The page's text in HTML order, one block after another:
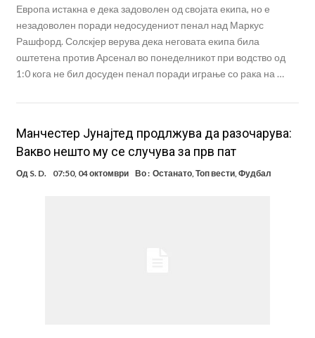
Европа истакна е дека задоволен од својата екипа, но е
незадоволен поради недосудениот пенал над Маркус
Рашфорд. Солскјер верува дека неговата екипа била
оштетена против Арсенал во понеделникот при водство од
1:0 кога не бил досуден пенал поради играње со рака на …
Манчестер Јунајтед продлжува да разочарува:
Вакво нешто му се случува за прв пат
Од S. D. 07:50, 04 октомври Во : Останато,Топ вести,Фудбал